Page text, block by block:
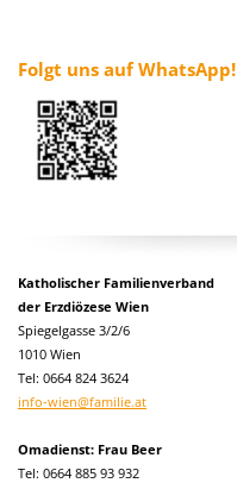
Folgt uns auf WhatsApp!
Katholischer Familienverband
der Erzdiözese Wien
Spiegelgasse 3/2/6
1010 Wien
Tel: 0664 824 3624
info-wien@familie.at
Omadienst: Frau Beer
Tel: 0664 885 93 932